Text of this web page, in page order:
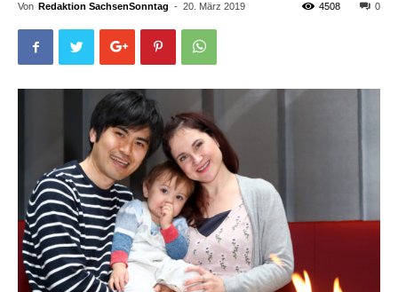
Von Redaktion SachsenSonntag - 20. März 2019 0
4508